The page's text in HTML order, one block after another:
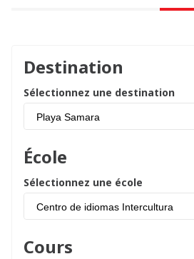
Destination
Sélectionnez une destination
Playa Samara
École
Sélectionnez une école
Centro de idiomas Intercultura
Cours